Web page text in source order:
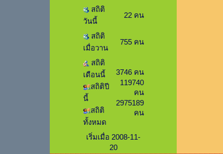
สถิติ
วันนี้
22 คน
สถิติ
เมื่อวาน
755 คน
สถิติ
เดือนนี้
สถิติปี
นี้
สถิติ
ทั้งหมด
3746 คน
119740
คน
2975189
คน
เริ่มเมื่อ 2008-11-
20